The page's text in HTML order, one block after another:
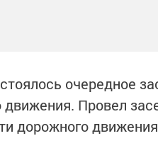
очередное
движения. Провел
дорожного